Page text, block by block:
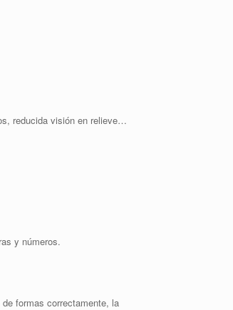
reducida visión en relieve…
y números.
formas correctamente, la